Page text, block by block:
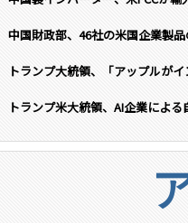
中国財政部、46社の米国企業製
トランプ大統領、「アップルが
トランプ米大統領、AI企業によ